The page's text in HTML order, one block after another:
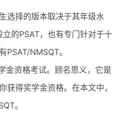
生活
择的版本取决于其年级水
的PSAT，也有专门针对于十
PSAT/NMSQT。
资格考试。顾名思义，它是
获得奖学金资格。在本文中，
。